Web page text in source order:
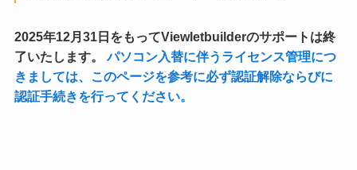
2025年12月31日をもってViewletbuilderのサポートは終
了いたします。
パソコン入替に伴うライセンス管理につ
きましては、このページを参考に必ず認証解除ならびに
認証手続きを行ってください。